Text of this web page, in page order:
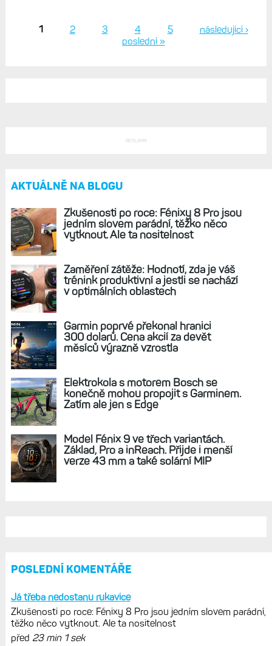
1 2 3 4 5
následující ›
poslední »
vytknout. Ale ta nositelnost
Zaměření zátěže: Hodnotí, zda je váš
trénink produktivní a jestli se nachází
v optimálních oblastech